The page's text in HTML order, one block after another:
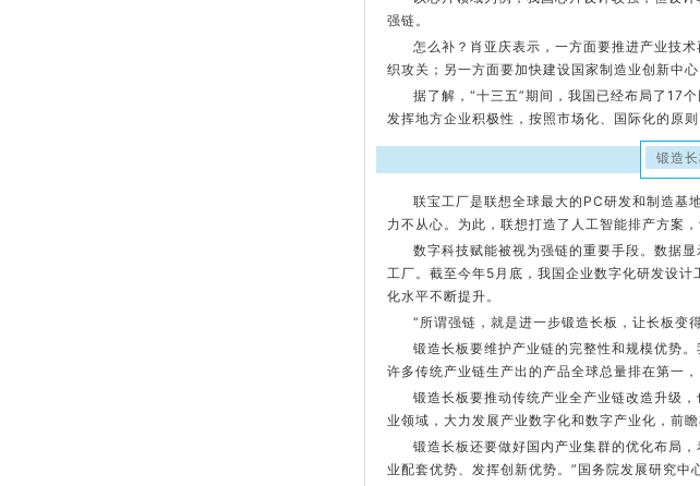
强链。
怎么补？肖亚庆表示，一方面要推进产业技
织攻关；另一方面要加快建设国家制造业创新中心
据了解，“十三五”期间，我国已经布局了17
发挥地方企业积极性，按照市场化、国际化的原
锻造
联宝工厂是联想全球最大的PC研发和制造基
力不从心。为此，联想打造了人工智能排产方案
数字科技赋能被视为强链的重要手段。数据
工厂。截至今年5月底，我国企业数字化研发设
化水平不断提升。
“所谓强链，就是进一步锻造长板，让长板变
锻造长板要维护产业链的完整性和规模优势
许多传统产业链生产出的产品全球总量排在第一
锻造长板要推动传统产业全产业链改造升级
业领域，大力发展产业数字化和数字产业化，前
锻造长板还要做好国内产业集群的优化布局
业配套优势、发挥创新优势。”国务院发展研究中